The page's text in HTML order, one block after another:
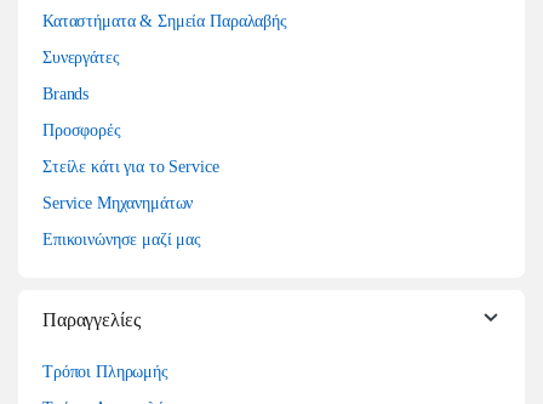
Καταστήματα & Σημεία Παραλαβής
Συνεργάτες
Brands
Προσφορές
Στείλε κάτι για το Service
Service Μηχανημάτων
Επικοινώνησε μαζί μας
Παραγγελίες
Τρόποι Πληρωμής